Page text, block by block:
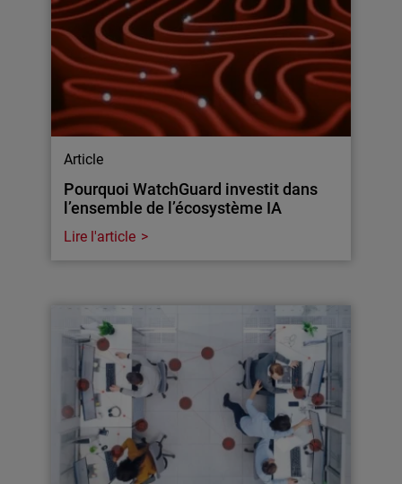
Article
Pourquoi WatchGuard investit dans
l’ensemble de l’écosystème IA
Lire l'article